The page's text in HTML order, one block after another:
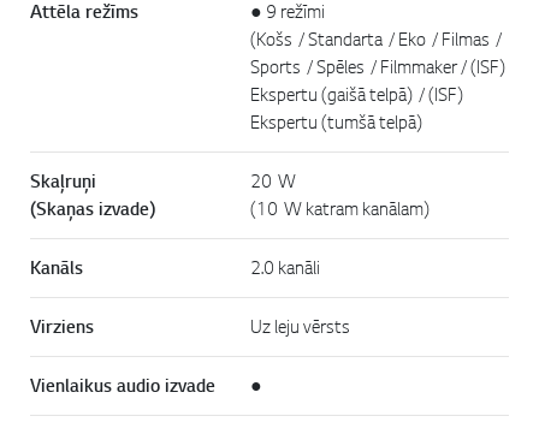
Attēla režīms
● 9 režīmi
(Košs / Standarta / Eko / Filmas /
Sports / Spēles / Filmmaker / (ISF)
Ekspertu (gaišā telpā) / (ISF)
Ekspertu (tumšā telpā)
Skaļruņi
(Skaņas izvade)
20 W
(10 W katram kanālam)
Kanāls 2.0 kanāli
Virziens Uz leju vērsts
Vienlaikus audio izvade ●